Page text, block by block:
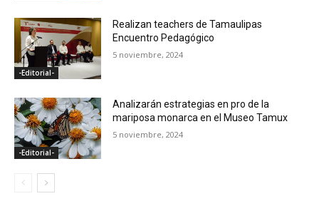
-Editorial-
Realizan teachers de Tamaulipas
Encuentro Pedagógico
5 noviembre, 2024
-Editorial-
Analizarán estrategias en pro de la
mariposa monarca en el Museo Tamux
5 noviembre, 2024